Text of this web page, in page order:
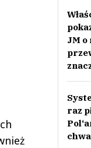
JM o
raz